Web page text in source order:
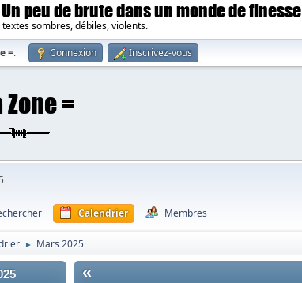
Un peu de brute dans un monde de finesse
sombres, débiles, violents.
=. Connexion Inscrivez-vous
Calendrier Membres
► Mars 2025
«